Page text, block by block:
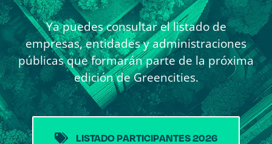
Ya puedes consultar el listado de
empresas, entidades y administraciones
públicas que formarán parte de la próxima
edición de Greencities.
LISTADO PARTICIPANTES 2026